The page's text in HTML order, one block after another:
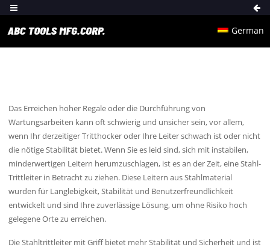
German
Das Erreichen hoher Regale oder die Durchführung von
Wartungsarbeiten kann oft schwierig und unsicher sein, vor allem,
wenn Ihr derzeitiger Tritthocker oder Ihre Leiter schwach ist oder nicht
die nötige Stabilität bietet. Wenn Sie es leid sind, sich mit instabilen,
minderwertigen Leitern herumzuschlagen, ist es an der Zeit, eine Stahl-
Trittleiter in Betracht zu ziehen. Diese Leitern aus Stahlmaterial
wurden für Langlebigkeit, Stabilität und Benutzerfreundlichkeit
entwickelt und sind Ihre zuverlässige Lösung, um ohne Risiko hoch
gelegene Orte zu erreichen.
Die Stahltrittleiter mit Griff bietet mehr Stabilität und Sicherheit und ist